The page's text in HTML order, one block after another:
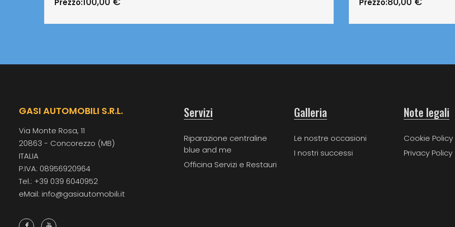
Prezzo: Prezzo:
GASI AUTOMOBILI S.R.L.
Via Monte Rosa, 11
20863 - Concorezzo (MB)
ITALIA
P.IVA: 08956920964
Tel.: +39 039 6040952
eMail: info@gasiautomobili.it
Servizi
Riparazione centraline
blue and me
Officina Servizi e Restauri
Galleria
Le nostre occasioni
I nostri successi
Note legali
Cookie Policy
Privacy Policy